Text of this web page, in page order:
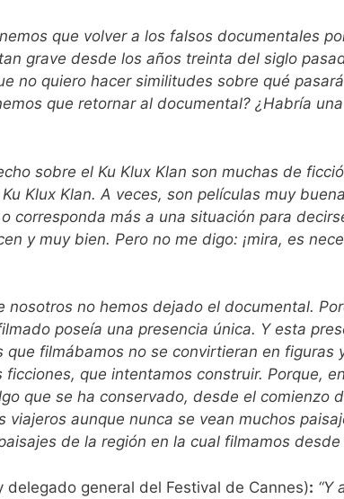
que volver a los falsos documentales
grave desde los años treinta del siglo
no quiero hacer similitudes sobre qué
que retornar al documental? ¿Habría
sobre el Ku Klux Klan son muchas de
Klux Klan. A veces, son películas muy
corresponda más a una situación para
y muy bien. Pero no me digo: ¡mira, es
nosotros no hemos dejado el documental.
poseía una presencia única. Y esta
filmábamos no se convirtieran en figuras
que intentamos construir. Porque,
que se ha conservado, desde el comienzo
aunque nunca se vean muchos
de la región en la cual filmamos desde
general del Festival de Cannes): “Y